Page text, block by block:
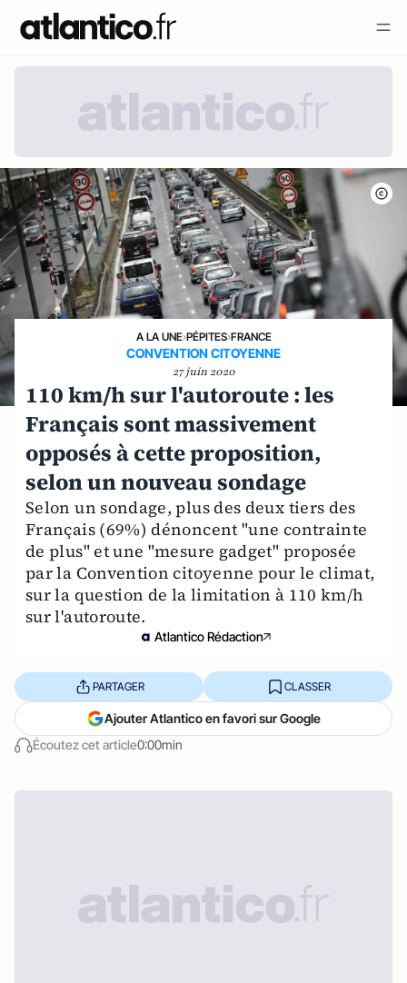
A LA UNE›PÉPITES›FRANCE
CONVENTION CITOYENNE
27 juin 2020
110 km/h sur l'autoroute : les
Français sont massivement
opposés à cette proposition,
selon un nouveau sondage
Selon un sondage, plus des deux tiers des
Français (69%) dénoncent "une contrainte
de plus" et une "mesure gadget" proposée
par la Convention citoyenne pour le climat,
sur la question de la limitation à 110 km/h
sur l'autoroute.
Atlantico Rédaction
Écoutez cet article0:00min
PARTAGER CLASSER
Ajouter Atlantico en favori sur Google